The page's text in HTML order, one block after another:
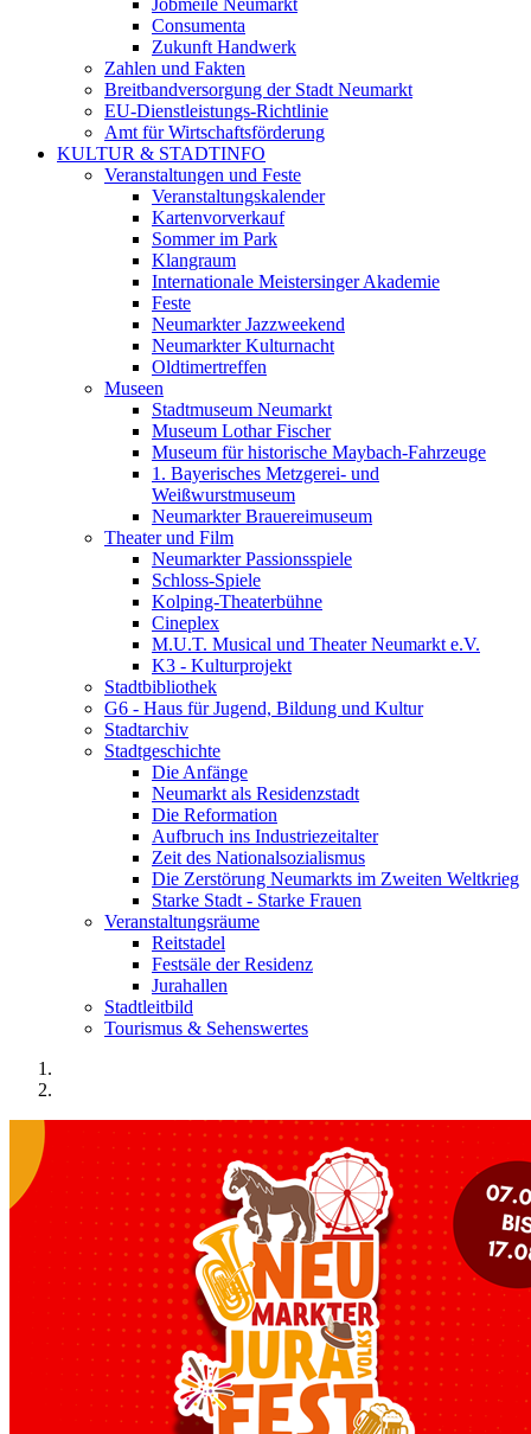
Jobmeile Neumarkt
Consumenta
Zukunft Handwerk
Zahlen und Fakten
Breitbandversorgung der Stadt Neumarkt
EU-Dienstleistungs-Richtlinie
Amt für Wirtschaftsförderung
KULTUR & STADTINFO
Veranstaltungen und Feste
Veranstaltungskalender
Kartenvorverkauf
Sommer im Park
Klangraum
Internationale Meistersinger Akademie
Feste
Neumarkter Jazzweekend
Neumarkter Kulturnacht
Oldtimertreffen
Museen
Stadtmuseum Neumarkt
Museum Lothar Fischer
Museum für historische Maybach-Fahrzeuge
1. Bayerisches Metzgerei- und
Weißwurstmuseum
Neumarkter Brauereimuseum
Theater und Film
Neumarkter Passionsspiele
Schloss-Spiele
Kolping-Theaterbühne
Cineplex
M.U.T. Musical und Theater Neumarkt e.V.
K3 - Kulturprojekt
Stadtbibliothek
G6 - Haus für Jugend, Bildung und Kultur
Stadtarchiv
Stadtgeschichte
Die Anfänge
Neumarkt als Residenzstadt
Die Reformation
Aufbruch ins Industriezeitalter
Zeit des Nationalsozialismus
Die Zerstörung Neumarkts im Zweiten Weltkrieg
Starke Stadt - Starke Frauen
Veranstaltungsräume
Reitstadel
Festsäle der Residenz
Jurahallen
Stadtleitbild
Tourismus & Sehenswertes